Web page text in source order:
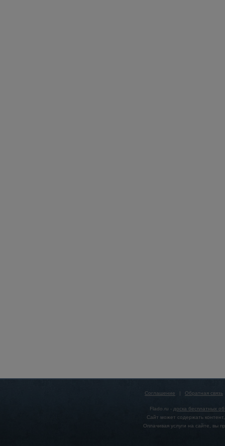
Соглашение | Обратная связь
Flado.ru - доска бесплатных
Сайт может содержать
Оплачивая услуги на сайте, вы